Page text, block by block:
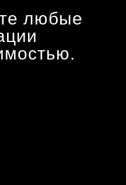
любые